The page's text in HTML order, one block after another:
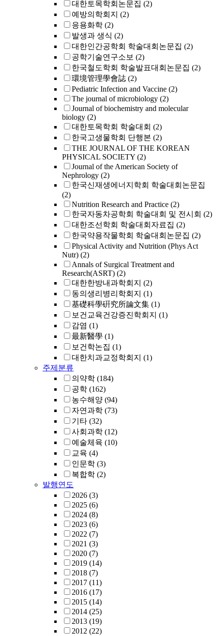
대한토목학회논문집 (2)
예방의학회지 (2)
응용화학 (2)
발생과 생식 (2)
대한인간공학회 학술대회논문집 (2)
공학기술연구소보 (2)
한국철도학회 학술발표대회논문집 (2)
環境管理學會誌 (2)
Pediatric Infection and Vaccine (2)
The journal of microbiology (2)
Journal of biochemistry and molecular
biology (2)
대한토목학회 학술대회 (2)
한국고생물학회 단행본 (2)
THE JOURNAL OF THE KOREAN
PHYSICAL SOCIETY (2)
Journal of the American Society of
Nephrology (2)
한국신재생에너지학회 학술대회논문집
(2)
Nutrition Research and Practice (2)
한국자동차공학회 학술대회 및 전시회 (2)
대한조선학회 학술대회자료집 (2)
한국약용작물학회 학술대회논문집 (2)
Physical Activity and Nutrition (Phys Act
Nutr) (2)
Annals of Surgical Treatment and
Research(ASRT) (2)
대한한방내과학회지 (2)
동의생리병리학회지 (1)
基礎科學硏究所論文集 (1)
보건교육건강증진학회지 (1)
감염 (1)
最新醫學 (1)
보건학논집 (1)
대한치과교정학회지 (1)
주제분류
의약학 (184)
공학 (162)
농수해양 (94)
자연과학 (73)
기타 (32)
사회과학 (12)
예술체육 (10)
교육 (4)
인문학 (3)
복합학 (2)
발행연도
2026 (3)
2025 (6)
2024 (8)
2023 (6)
2022 (7)
2021 (3)
2020 (7)
2019 (14)
2018 (7)
2017 (11)
2016 (17)
2015 (14)
2014 (25)
2013 (19)
2012 (22)